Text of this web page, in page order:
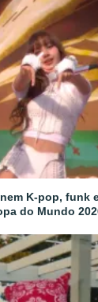
K-pop, funk
do Mundo